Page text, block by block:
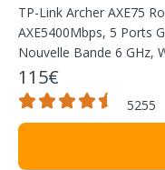
TP-Link Archer AXE75
AXE5400Mbps, 5 Ports
Nouvelle Bande 6 GHz,
Brancher et Utiliser,
115€
5255